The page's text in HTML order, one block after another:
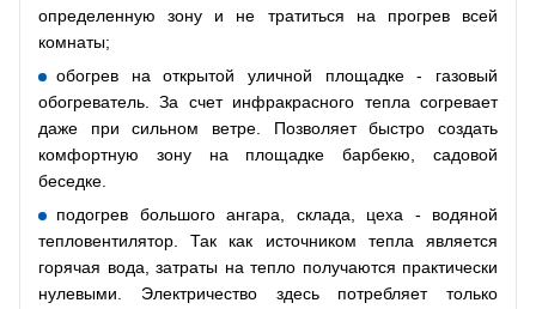
определенную зону и не тратиться на прогрев всей
комнаты;
обогрев на открытой уличной площадке - газовый
обогреватель. За счет инфракрасного тепла согревает
даже при сильном ветре. Позволяет быстро создать
комфортную зону на площадке барбекю, садовой
беседке.
подогрев большого ангара, склада, цеха - водяной
тепловентилятор. Так как источником тепла является
горячая вода, затраты на тепло получаются практически
нулевыми. Электричество здесь потребляет только